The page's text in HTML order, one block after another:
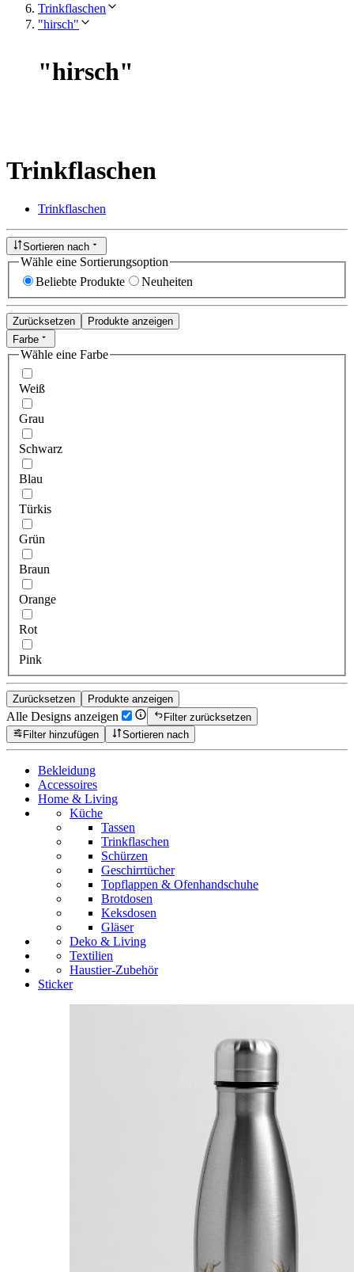
Trinkflaschen
"hirsch"
"hirsch"
Trinkflaschen
Trinkflaschen
Sortieren nach
Wähle eine Sortierungsoption
Beliebte Produkte
Neuheiten
Zurücksetzen
Produkte anzeigen
Farbe
Wähle eine Farbe
Weiß
Grau
Schwarz
Blau
Türkis
Grün
Braun
Orange
Rot
Pink
Zurücksetzen Produkte anzeigen
Alle Designs anzeigen
Filter zurücksetzen
Filter hinzufügen
Sortieren nach
Bekleidung
Accessoires
Home & Living
Küche
Tassen
Trinkflaschen
Schürzen
Geschirrtücher
Topflappen & Ofenhandschuhe
Brotdosen
Keksdosen
Gläser
Deko & Living
Textilien
Haustier-Zubehör
Sticker